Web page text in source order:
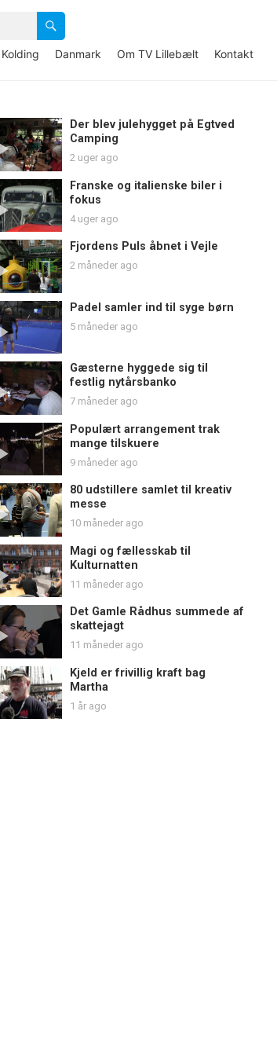
Kolding Danmark Om TV Lillebælt Kontakt
Der blev julehygget på Egtved
Camping
2 uger ago
Franske og italienske biler i
fokus
4 uger ago
Fjordens Puls åbnet i Vejle
2 måneder ago
Padel samler ind til syge børn
5 måneder ago
Gæsterne hyggede sig til
festlig nytårsbanko
7 måneder ago
Populært arrangement trak
mange tilskuere
9 måneder ago
80 udstillere samlet til kreativ
messe
10 måneder ago
Magi og fællesskab til
Kulturnatten
11 måneder ago
Det Gamle Rådhus summede af
skattejagt
11 måneder ago
Kjeld er frivillig kraft bag
Martha
1 år ago